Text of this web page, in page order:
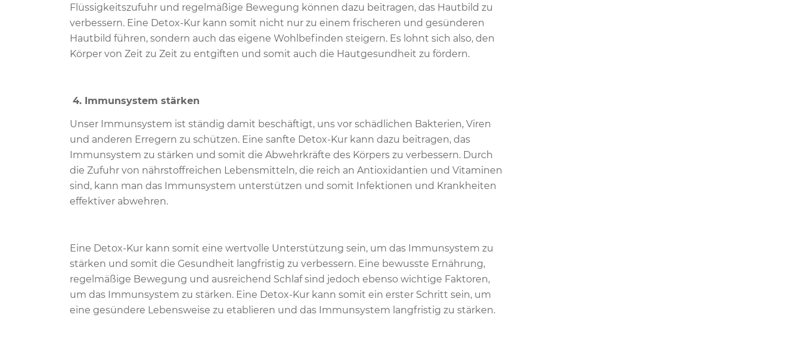
Flüssigkeitszufuhr und regelmäßige Bewegung können dazu beitragen, das Hautbild zu
verbessern. Eine Detox-Kur kann somit nicht nur zu einem frischeren und gesünderen
Hautbild führen, sondern auch das eigene Wohlbefinden steigern. Es lohnt sich also, den
Körper von Zeit zu Zeit zu entgiften und somit auch die Hautgesundheit zu fördern.
4. Immunsystem stärken
Unser Immunsystem ist ständig damit beschäftigt, uns vor schädlichen Bakterien, Viren
und anderen Erregern zu schützen. Eine sanfte Detox-Kur kann dazu beitragen, das
Immunsystem zu stärken und somit die Abwehrkräfte des Körpers zu verbessern. Durch
die Zufuhr von nährstoffreichen Lebensmitteln, die reich an Antioxidantien und Vitaminen
sind, kann man das Immunsystem unterstützen und somit Infektionen und Krankheiten
effektiver abwehren.
Eine Detox-Kur kann somit eine wertvolle Unterstützung sein, um das Immunsystem zu
stärken und somit die Gesundheit langfristig zu verbessern. Eine bewusste Ernährung,
regelmäßige Bewegung und ausreichend Schlaf sind jedoch ebenso wichtige Faktoren,
um das Immunsystem zu stärken. Eine Detox-Kur kann somit ein erster Schritt sein, um
eine gesündere Lebensweise zu etablieren und das Immunsystem langfristig zu stärken.